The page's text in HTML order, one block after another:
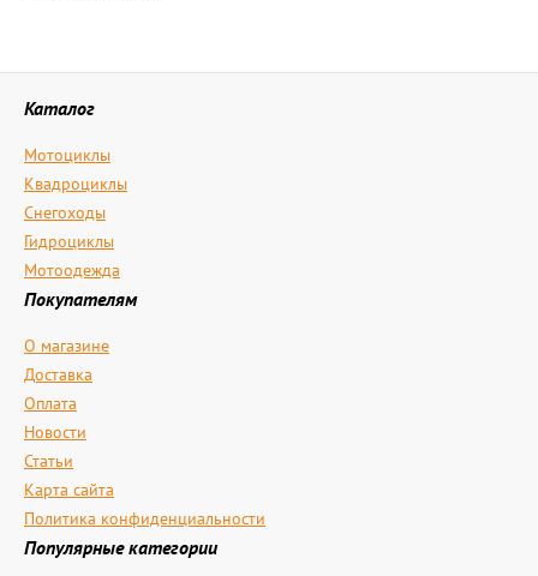
Каталог
Мотоциклы
Квадроциклы
Снегоходы
Гидроциклы
Мотоодежда
Покупателям
О магазине
Доставка
Оплата
Новости
Статьи
Карта сайта
Политика конфиденциальности
Популярные категории